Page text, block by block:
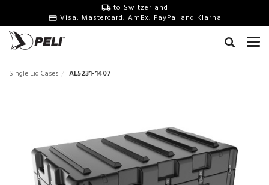
to Switzerland
Visa, Mastercard, AmEx, PayPal and Klarna
Single Lid Cases AL5231-1407